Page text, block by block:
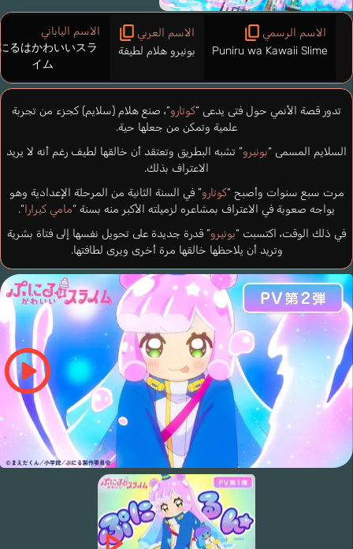
تدور قصة الأنمي حول فتى يدعى “كوتارو“، صنع هلام (سلايم) كجزء من تجربة
علمية وتمكن من جعلها حية.
السلايم المسمى “بونيرو” تشبه البطريق وتعتقد أن خالقها لطيف رغم أنه لا يريد
الاعتراف بذلك.
مرت سبع سنوات وأصبح “كوتارو” في السنة الثانية من المرحلة الإعدادية وهو
يواجه صعوبة في الاعتراف بمشاعره لزميلته الأكبر منه بسنة “مامي كيرارا“.
في ذلك الوقت، اكتسبت “بونيرو” قدرة جديدة على تحويل نفسها إلى فتاة بشرية
وتريد أن يلاحظها خالقها مرة أخرى ويرى لطافتها.
الاسم الرسمي
Puniru wa Kawaii Slime
الاسم العربي
بونيرو هلام لطيفة
الاسم الياباني
るはかわいいスラ
イム